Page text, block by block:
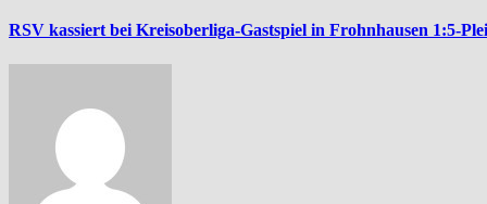
RSV kassiert bei Kreisoberliga-Gastspiel in Frohnhausen 1:5-